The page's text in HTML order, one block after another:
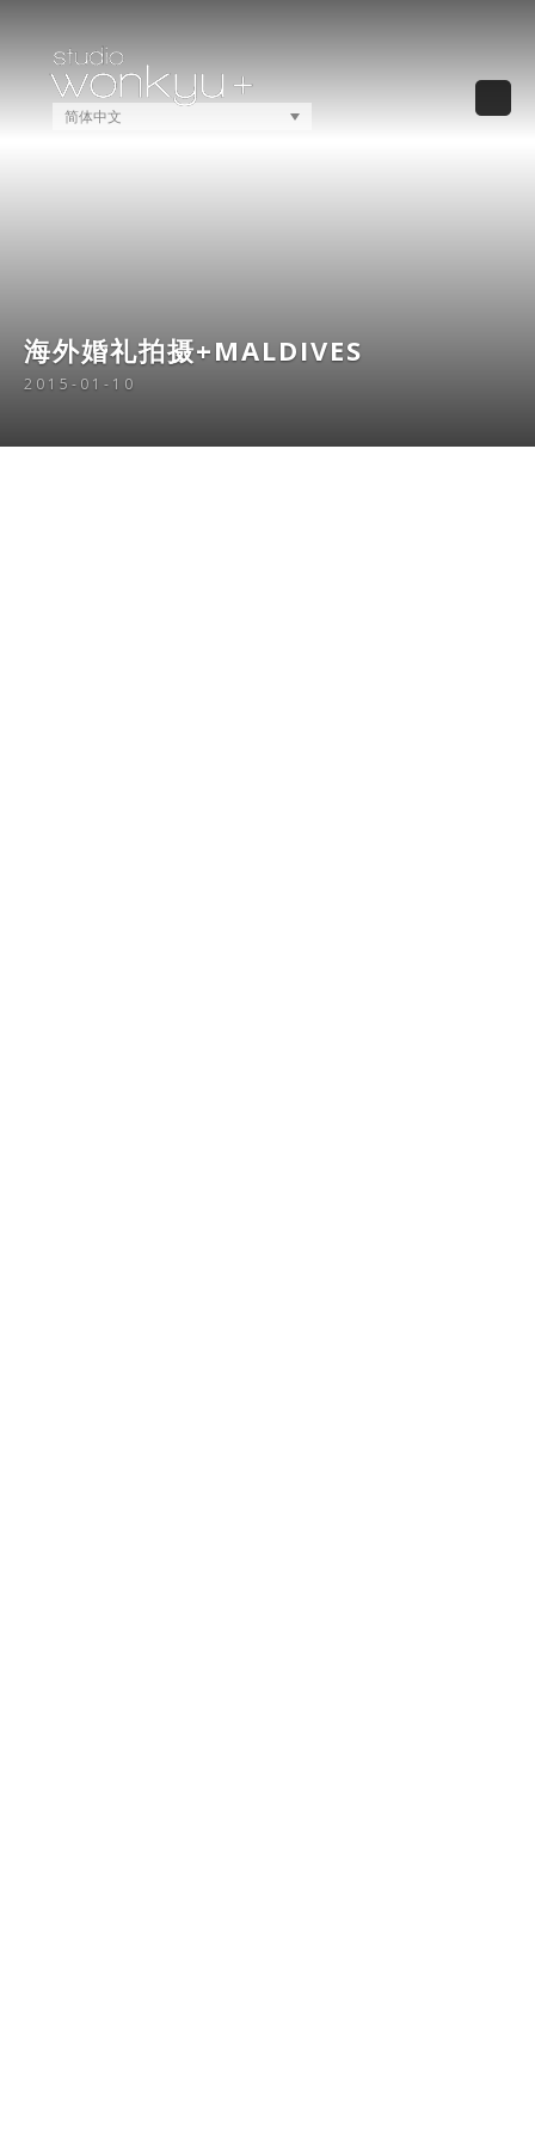
简体中文
海外婚礼拍摄+MALDIVES
2015-01-10